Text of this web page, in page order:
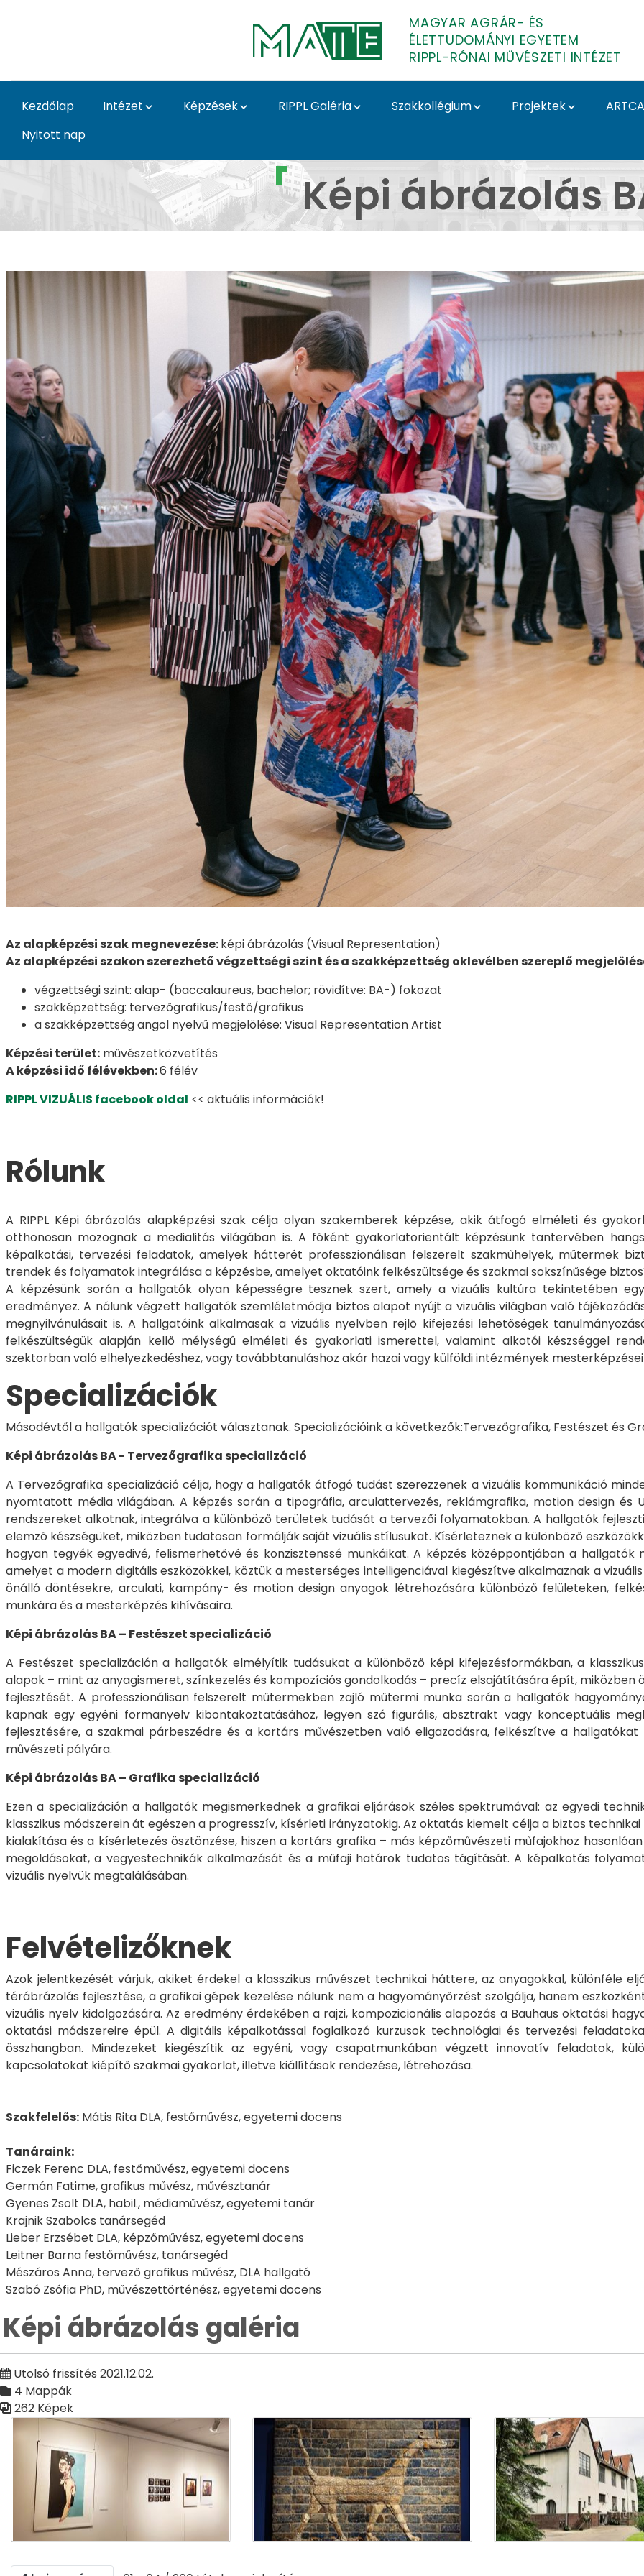
MAGYAR AGRÁR- ÉS
ÉLETTUDOMÁNYI EGYETEM
RIPPL-RÓNAI MŰVÉSZETI INTÉZET
Kezdőlap Intézet Képzések RIPPL Galéria Szakkollégium Projektek
Nyitott nap
Képi ábrázolás galéria - Képi ábrázolás BA
Képi ábrázolás
Az alapképzési szak megnevezése:képi ábrázolás (Visual Representation)
Az alapképzési szakon szerezhető végzettségi szint és a szakképzettség oklevélben szereplő
végzettségi szint: alap- (baccalaureus, bachelor; rövidítve: BA-) fokozat
szakképzettség: tervezőgrafikus/festő/grafikus
a szakképzettség angol nyelvű megjelölése: Visual Representation Artist
Képzési terület: művészetközvetítés
A képzési idő félévekben:6 félév
RIPPL VIZUÁLIS facebook oldal << aktuális információk!
Rólunk
A RIPPL Képi ábrázolás alapképzési szak célja olyan szakemberek képzése, akik átfogó elméleti és
otthonosan mozognak a medialitás világában is. A főként gyakorlatorientált képzésünk tantervében
képalkotási, tervezési feladatok, amelyek hátterét professzionálisan felszerelt szakműhelyek, műtermek
trendek és folyamatok integrálása a képzésbe, amelyet oktatóink felkészültsége és szakmai sokszínűsége
A képzésünk során a hallgatók olyan képességre tesznek szert, amely a vizuális kultúra tekintetében
eredményez. A nálunk végzett hallgatók szemléletmódja biztos alapot nyújt a vizuális világban való
megnyilvánulásait is. A hallgatóink alkalmasak a vizuális nyelvben rejlõ kifejezési lehetőségek
felkészültségük alapján kellő mélységû elméleti és gyakorlati ismerettel, valamint alkotói készséggel
szektorban való elhelyezkedéshez, vagy továbbtanuláshoz akár hazai vagy külföldi intézmények
Specializációk
Másodévtől a hallgatók specializációt választanak. Specializációink a következők:Tervezőgrafika, Festészet és
Képi ábrázolás BA - Tervezőgrafika specializáció
A Tervezőgrafika specializáció célja, hogy a hallgatók átfogó tudást szerezzenek a vizuális kommunikáció
nyomtatott média világában. A képzés során a tipográfia, arculattervezés, reklámgrafika, motion design és
rendszereket alkotnak, integrálva a különböző területek tudását a tervezői folyamatokban. A hallgatók
elemző készségüket, miközben tudatosan formálják saját vizuális stílusukat. Kísérleteznek a különböző
hogyan tegyék egyedivé, felismerhetővé és konzisztenssé munkáikat. A képzés középpontjában a hallgatók
amelyet a modern digitális eszközökkel, köztük a mesterséges intelligenciával kiegészítve alkalmaznak a
önálló döntésekre, arculati, kampány- és motion design anyagok létrehozására különböző felületeken,
munkára és a mesterképzés kihívásaira.
Képi ábrázolás BA – Festészet specializáció
A Festészet specializáción a hallgatók elmélyítik tudásukat a különböző képi kifejezésformákban, a
alapok – mint az anyagismeret, színkezelés és kompozíciós gondolkodás – precíz elsajátítására épít,
fejlesztését. A professzionálisan felszerelt műtermekben zajló műtermi munka során a hallgatók
kapnak egy egyéni formanyelv kibontakoztatásához, legyen szó figurális, absztrakt vagy konceptuális
fejlesztésére, a szakmai párbeszédre és a kortárs művészetben való eligazodásra, felkészítve a
művészeti pályára.
Képi ábrázolás BA – Grafika specializáció
Ezen a specializáción a hallgatók megismerkednek a grafikai eljárások széles spektrumával: az egyedi
klasszikus módszerein át egészen a progresszív, kísérleti irányzatokig. Az oktatás kiemelt célja a biztos
kialakítása és a kísérletezés ösztönzése, hiszen a kortárs grafika – más képzőművészeti műfajokhoz
megoldásokat, a vegyestechnikák alkalmazását és a műfaji határok tudatos tágítását. A képalkotás
vizuális nyelvük megtalálásában.
Felvételizőknek
Azok jelentkezését várjuk, akiket érdekel a klasszikus művészet technikai háttere, az anyagokkal, különféle
térábrázolás fejlesztése, a grafikai gépek kezelése nálunk nem a hagyományőrzést szolgálja, hanem
vizuális nyelv kidolgozására. Az eredmény érdekében a rajzi, kompozicionális alapozás a Bauhaus oktatási
oktatási módszereire épül. A digitális képalkotással foglalkozó kurzusok technológiai és tervezési
összhangban. Mindezeket kiegészítik az egyéni, vagy csapatmunkában végzett innovatív feladatok,
kapcsolatokat kiépítő szakmai gyakorlat, illetve kiállítások rendezése, létrehozása.
Szakfelelős: Mátis Rita DLA, festőművész, egyetemi docens
Tanáraink:
Ficzek Ferenc DLA, festőművész, egyetemi docens
Germán Fatime, grafikus művész, művésztanár
Gyenes Zsolt DLA, habil., médiaművész, egyetemi tanár
Krajnik Szabolcs tanársegéd
Lieber Erzsébet DLA, képzőművész, egyetemi docens
Leitner Barna festőművész, tanársegéd
Mészáros Anna, tervező grafikus művész, DLA hallgató
Szabó Zsófia PhD, művészettörténész, egyetemi docens
Képi ábrázolás galéria
Utolsó frissítés 2021.12.02.
4 Mappák
262 Képek
Médiatár